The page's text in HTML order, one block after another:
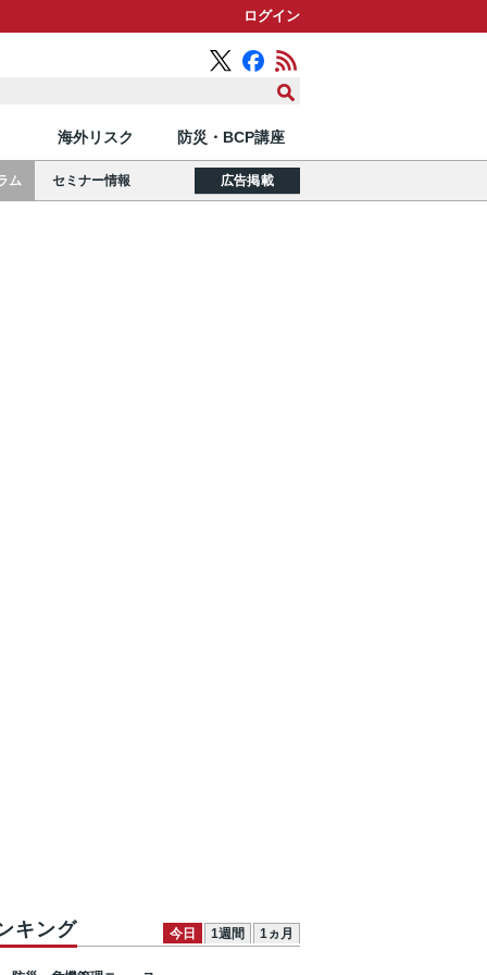
ログイン
海外リスク 防災・BCP講座
ム セミナー情報 広告掲載
キング 今日 1週間 1ヵ月